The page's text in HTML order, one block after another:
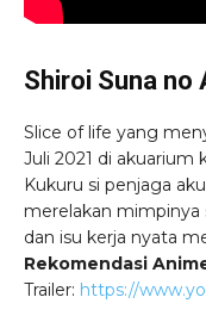
Shiroi Suna no
Slice of life yang
Juli 2021 di
Kukuru si penjaga
merelakan mimpinya
dan isu kerja nyata
Rekomendasi
Trailer: https://